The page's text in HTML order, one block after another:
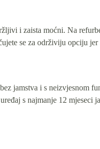
i zaista moćni. Na
se za održiviju opciju jer
jamstva i s neizvjesnom
s najmanje 12 mjeseci